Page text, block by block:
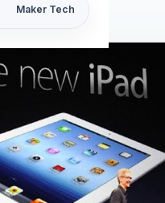
Maker Tech